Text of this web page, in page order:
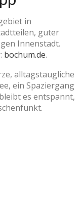
in
guter
Innenstadt.
bochum.de.
alltagstaugliche
ein Spaziergang
es entspannt,